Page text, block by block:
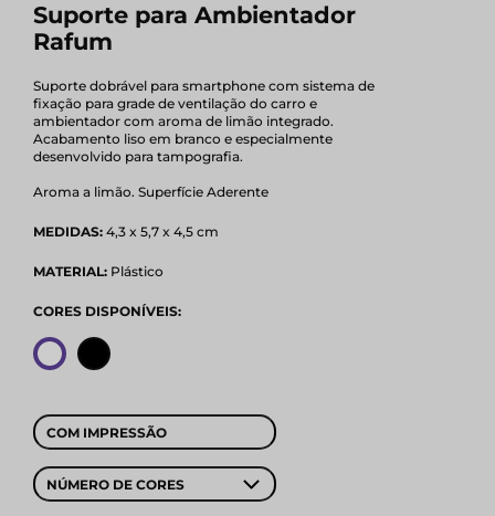
Suporte para Ambientador
Rafum
Suporte dobrável para smartphone com sistema de
fixação para grade de ventilação do carro e
ambientador com aroma de limão integrado.
Acabamento liso em branco e especialmente
desenvolvido para tampografia.
Aroma a limão. Superfície Aderente
MEDIDAS: 4,3 x 5,7 x 4,5 cm
MATERIAL: Plástico
CORES DISPONÍVEIS:
COM IMPRESSÃO
NÚMERO DE CORES